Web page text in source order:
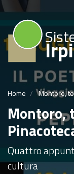
Home Montoro,
Montoro,
Quattro
cultura